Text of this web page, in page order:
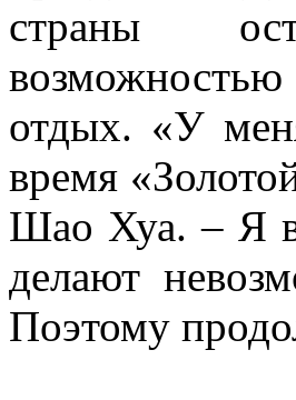
страны
отдых. «У
время
Шао Хуа. – Я
делают
Поэтому